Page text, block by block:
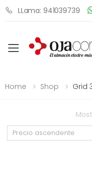
LLama: 941039739
Toggle
Home Shop Grid